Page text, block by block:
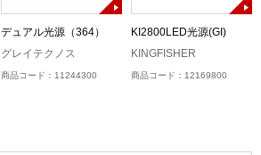
デュアル光源（364）
グレイテクノス
商品コード：11244300
KI2800LED光源(GI)
KINGFISHER
商品コード：12169800